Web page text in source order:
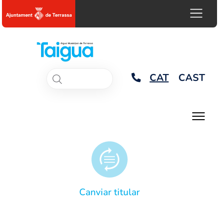
CAT CAST
Canviar titular